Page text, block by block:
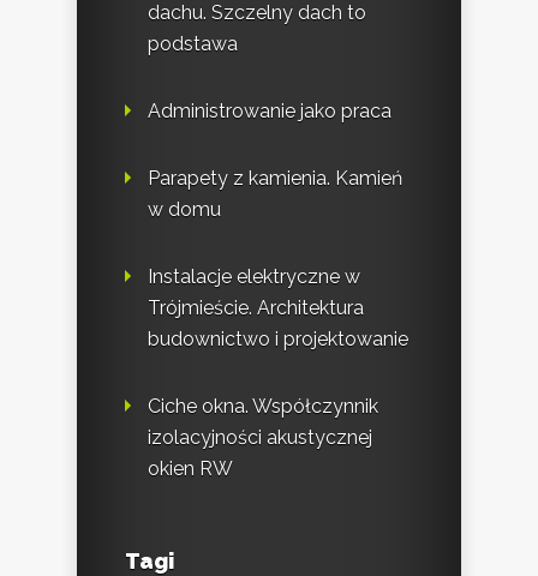
dachu. Szczelny dach to
podstawa
Administrowanie jako praca
Parapety z kamienia. Kamień
w domu
Instalacje elektryczne w
Trójmieście. Architektura
budownictwo i projektowanie
Ciche okna. Współczynnik
izolacyjności akustycznej
okien RW
Tagi